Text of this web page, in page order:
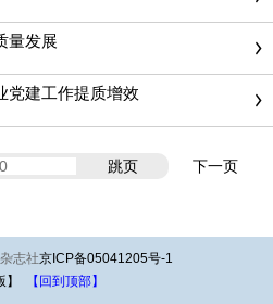
量发展
党建工作提质增效
跳页 下一页
志社京ICP备05041205号-1
【回到顶部】